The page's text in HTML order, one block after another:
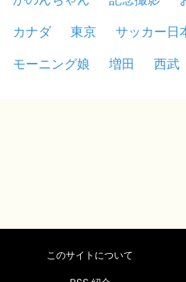
カナダ
東京 サッカー日
モーニング娘
増田 西武
このサイトについて